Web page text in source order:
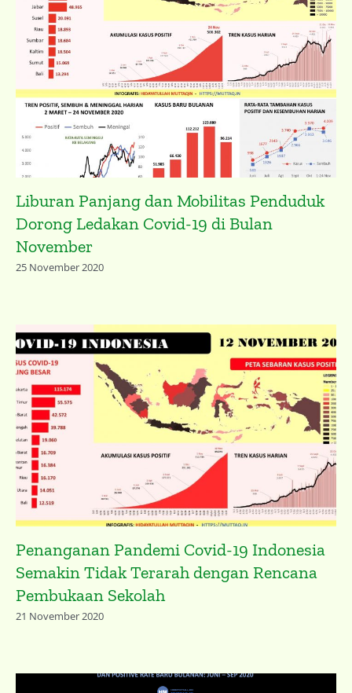
Liburan Panjang dan Mobilitas Penduduk
Dorong Ledakan Covid-19 di Bulan
November
25 November 2020
Penanganan Pandemi Covid-19 Indonesia
Semakin Tidak Terarah dengan Rencana
Pembukaan Sekolah
21 November 2020